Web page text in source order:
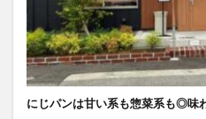
にじパンは甘い系も惣菜系も◎味